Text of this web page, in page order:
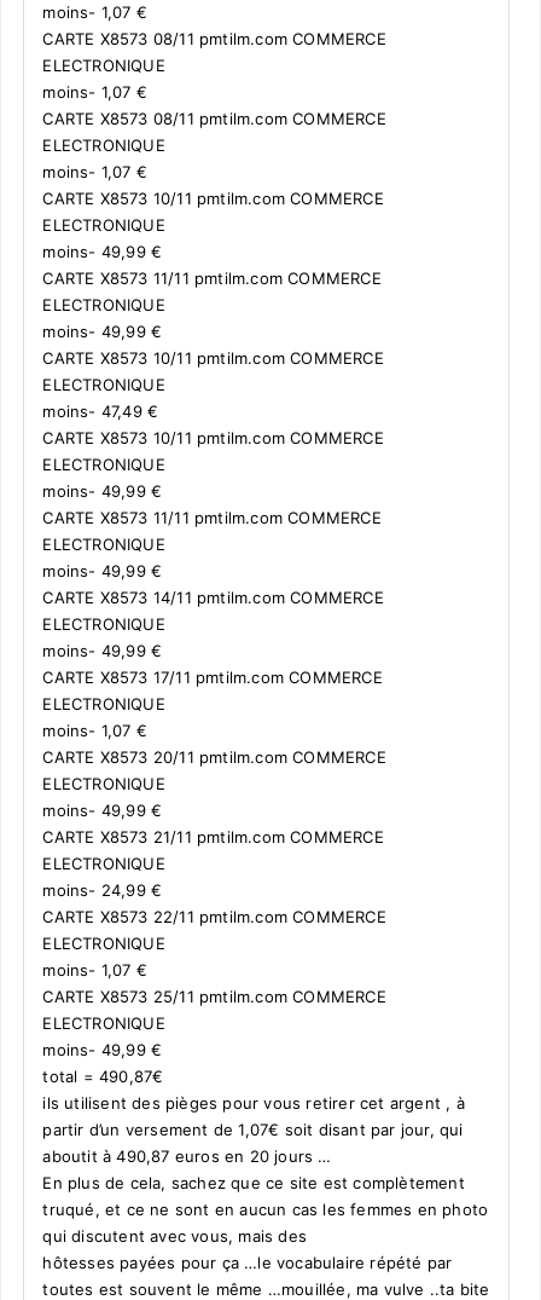
moins- 1,07 €
CARTE X8573 08/11 pmtilm.com COMMERCE
ELECTRONIQUE
moins- 1,07 €
CARTE X8573 08/11 pmtilm.com COMMERCE
ELECTRONIQUE
moins- 1,07 €
CARTE X8573 10/11 pmtilm.com COMMERCE
ELECTRONIQUE
moins- 49,99 €
CARTE X8573 11/11 pmtilm.com COMMERCE
ELECTRONIQUE
moins- 49,99 €
CARTE X8573 10/11 pmtilm.com COMMERCE
ELECTRONIQUE
moins- 47,49 €
CARTE X8573 10/11 pmtilm.com COMMERCE
ELECTRONIQUE
moins- 49,99 €
CARTE X8573 11/11 pmtilm.com COMMERCE
ELECTRONIQUE
moins- 49,99 €
CARTE X8573 14/11 pmtilm.com COMMERCE
ELECTRONIQUE
moins- 49,99 €
CARTE X8573 17/11 pmtilm.com COMMERCE
ELECTRONIQUE
moins- 1,07 €
CARTE X8573 20/11 pmtilm.com COMMERCE
ELECTRONIQUE
moins- 49,99 €
CARTE X8573 21/11 pmtilm.com COMMERCE
ELECTRONIQUE
moins- 24,99 €
CARTE X8573 22/11 pmtilm.com COMMERCE
ELECTRONIQUE
moins- 1,07 €
CARTE X8573 25/11 pmtilm.com COMMERCE
ELECTRONIQUE
moins- 49,99 €
total = 490,87€
ils utilisent des pièges pour vous retirer cet argent , à
partir d’un versement de 1,07€ soit disant par jour, qui
aboutit à 490,87 euros en 20 jours …
En plus de cela, sachez que ce site est complètement
truqué, et ce ne sont en aucun cas les femmes en photo
qui discutent avec vous, mais des
hôtesses payées pour ça …le vocabulaire répété par
toutes est souvent le même …mouillée, ma vulve ..ta bite